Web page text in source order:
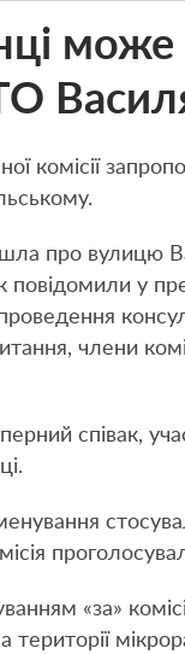
може
комісії
про вулицю
повідомили у
проведення
члени
співак,
«за»
території